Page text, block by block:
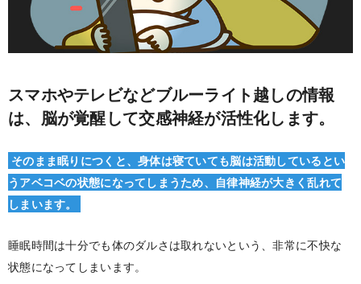
スマホやテレビなどブルーライト越しの情報
は、脳が覚醒して交感神経が活性化します。
そのまま眠りにつくと、身体は寝ていても脳は活動しているとい
うアベコベの状態になってしまうため、自律神経が大きく乱れて
しまいます。
睡眠時間は十分でも体のダルさは取れないという、非常に不快な
状態になってしまいます。